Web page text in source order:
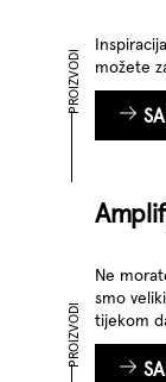
možete
PROIZVODI
Ne
smo
tijekom
PROIZVODI